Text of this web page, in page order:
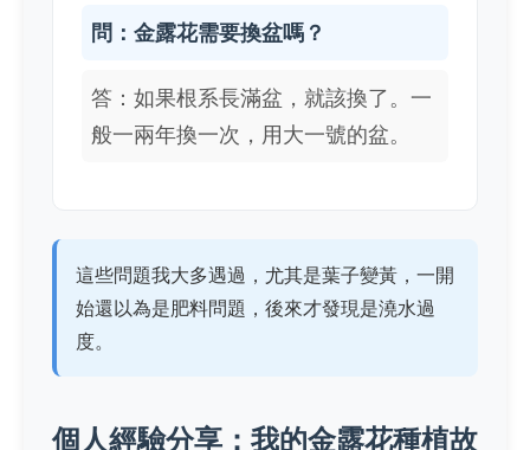
問：金露花需要換盆嗎？
答：如果根系長滿盆，就該換了。一
般一兩年換一次，用大一號的盆。
這些問題我大多遇過，尤其是葉子變黃，一開
始還以為是肥料問題，後來才發現是澆水過
度。
個人經驗分享：我的金露花種植故